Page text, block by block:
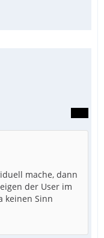
mache, dann
der User im
keinen Sinn